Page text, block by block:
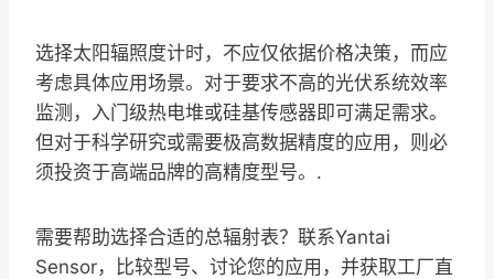
选择太阳辐照度计时，不应仅依据价格决策，而应
考虑具体应用场景。对于要求不高的光伏系统效率
监测，入门级热电堆或硅基传感器即可满足需求。
但对于科学研究或需要极高数据精度的应用，则必
须投资于高端品牌的高精度型号。.
需要帮助选择合适的总辐射表？联系Yantai
Sensor，比较型号、讨论您的应用，并获取工厂直